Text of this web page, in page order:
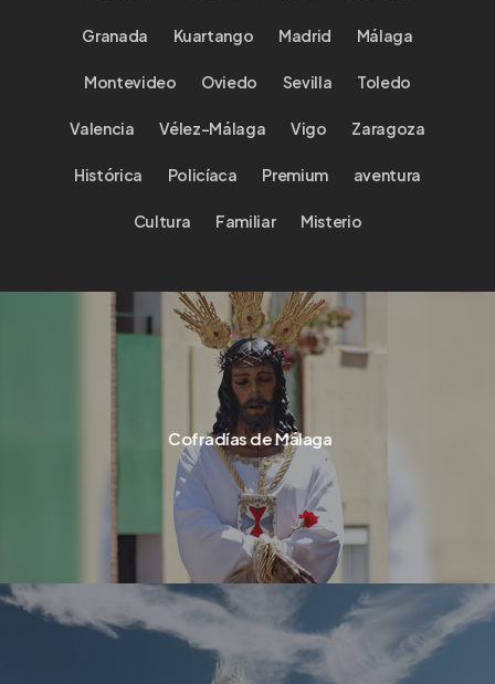
Granada Kuartango Madrid Málaga
Montevideo Oviedo Sevilla Toledo
Valencia Vélez-Málaga Vigo Zaragoza
Histórica Policíaca Premium aventura
Cultura Familiar Misterio
Cofradías de Málaga